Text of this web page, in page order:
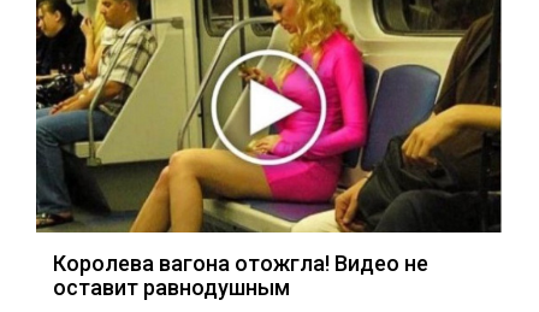
Королева вагона отожгла! Видео не
оставит равнодушным